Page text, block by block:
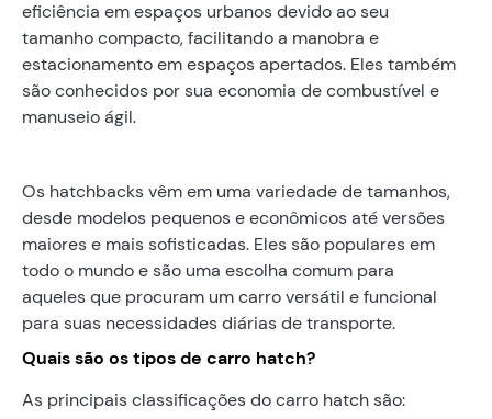
eficiência em espaços urbanos devido ao seu
tamanho compacto, facilitando a manobra e
estacionamento em espaços apertados. Eles também
são conhecidos por sua economia de combustível e
manuseio ágil.
Os hatchbacks vêm em uma variedade de tamanhos,
desde modelos pequenos e econômicos até versões
maiores e mais sofisticadas. Eles são populares em
todo o mundo e são uma escolha comum para
aqueles que procuram um carro versátil e funcional
para suas necessidades diárias de transporte.
Quais são os tipos de carro hatch?
As principais classificações do carro hatch são: